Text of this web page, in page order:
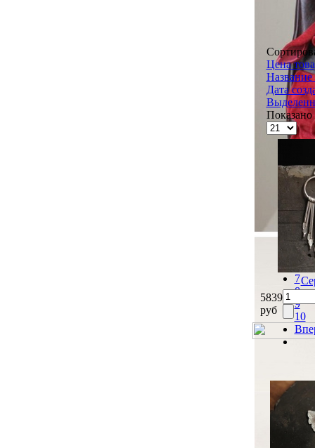
Цена
Название
Дата
Показано
4
5
6
7
8
9
10
5839
руб